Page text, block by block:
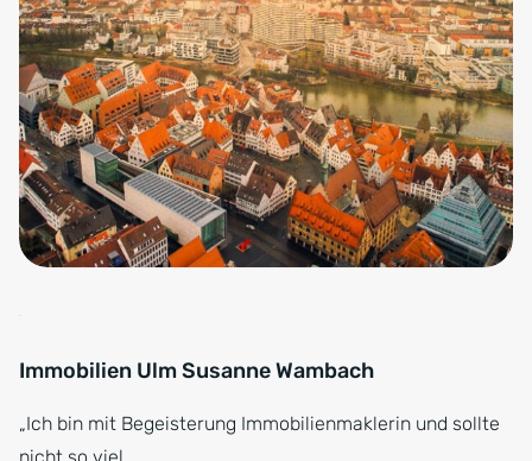
Immobilien Ulm Susanne Wambach
„Ich bin mit Begeisterung Immobilienmaklerin und sollte
nicht so viel…